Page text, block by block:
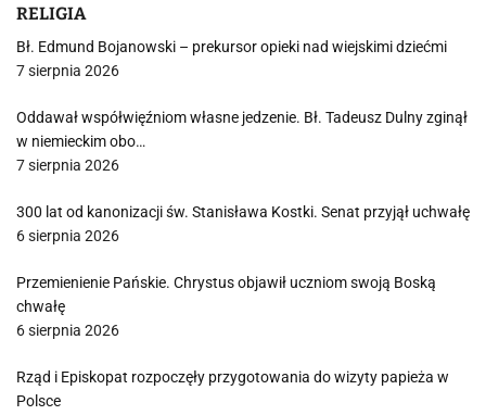
RELIGIA
Bł. Edmund Bojanowski – prekursor opieki nad wiejskimi dziećmi
7 sierpnia 2026
Oddawał współwięźniom własne jedzenie. Bł. Tadeusz Dulny zginął
w niemieckim obo…
7 sierpnia 2026
300 lat od kanonizacji św. Stanisława Kostki. Senat przyjął uchwałę
6 sierpnia 2026
Przemienienie Pańskie. Chrystus objawił uczniom swoją Boską
chwałę
6 sierpnia 2026
Rząd i Episkopat rozpoczęły przygotowania do wizyty papieża w
Polsce